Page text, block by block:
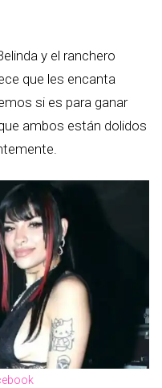
y el ranchero
que les encanta
si es para ganar
ambos están dolidos